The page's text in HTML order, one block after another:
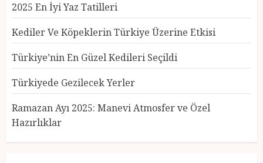
2025 En İyi Yaz Tatilleri
Kediler Ve Köpeklerin Türkiye Üzerine Etkisi
Türkiye’nin En Güzel Kedileri Seçildi
Türkiyede Gezilecek Yerler
Ramazan Ayı 2025: Manevi Atmosfer ve Özel
Hazırlıklar
Türkiye’nin En Güzel Kedileri
Seçildi
12 MART 2025